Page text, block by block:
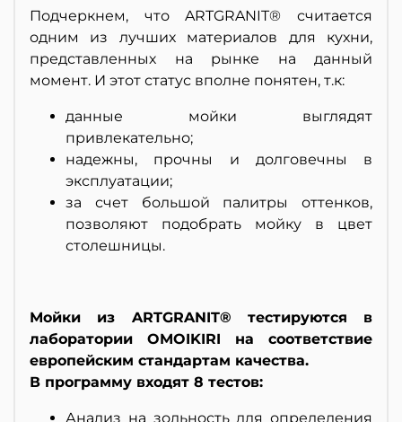
Подчеркнем, что ARTGRANIT® считается
одним из лучших материалов для кухни,
представленных на рынке на данный
момент. И этот статус вполне понятен, т.к:
данные мойки выглядят
привлекательно;
надежны, прочны и долговечны в
эксплуатации;
за счет большой палитры оттенков,
позволяют подобрать мойку в цвет
столешницы.
Мойки из ARTGRANIT® тестируются в
лаборатории OMOIKIRI на соответствие
европейским стандартам качества.
В программу входят 8 тестов:
Анализ на зольность для определения